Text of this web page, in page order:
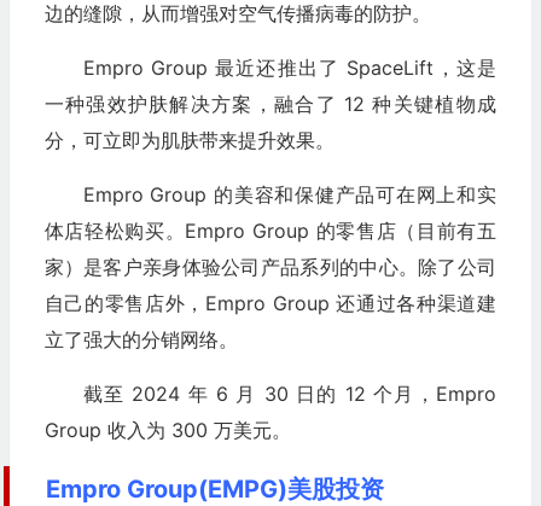
边的缝隙，从而增强对空气传播病毒的防护。
Empro Group 最近还推出了 SpaceLift，这是
一种强效护肤解决方案，融合了 12 种关键植物成
分，可立即为肌肤带来提升效果。
Empro Group 的美容和保健产品可在网上和实
体店轻松购买。Empro Group 的零售店（目前有五
家）是客户亲身体验公司产品系列的中心。除了公司
自己的零售店外，Empro Group 还通过各种渠道建
立了强大的分销网络。
截至 2024 年 6 月 30 日的 12 个月，Empro
Group 收入为 300 万美元。
Empro Group(EMPG)美股投资